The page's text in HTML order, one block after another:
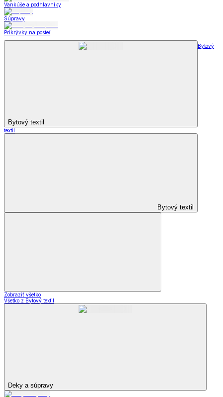
Vankúše a podhlavníky
Súpravy
Prikrývky na posteľ
Bytový textil
Bytový
textil
Bytový textil
Zobraziť všetko
Všetko z Bytový textil
Deky a súpravy